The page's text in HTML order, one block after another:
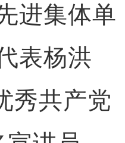
进集体单
表杨洪
秀共产党